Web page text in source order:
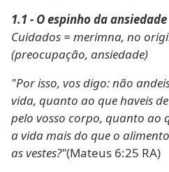
1.1 - O espinho da ansiedade
Cuidados = merimna, no
(preocupação, ansiedade)
"Por isso, vos digo: não
vida, quanto ao que haveis
pelo vosso corpo, quanto ao
a vida mais do que o
as vestes?"(Mateus 6:25 RA)